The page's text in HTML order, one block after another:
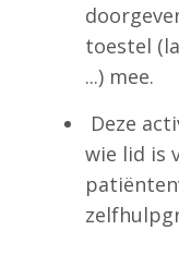
toestel
...) mee.
Deze
wie lid is